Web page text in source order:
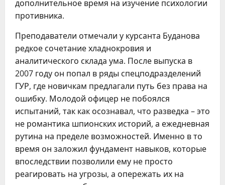
дополнительное время на изучение психологии
противника.
Преподаватели отмечали у курсанта Буданова
редкое сочетание хладнокровия и
аналитического склада ума. После выпуска в
2007 году он попал в ряды спецподразделений
ГУР, где новичкам предлагали путь без права на
ошибку. Молодой офицер не побоялся
испытаний, так как осознавал, что разведка – это
не романтика шпионских историй, а ежедневная
рутина на пределе возможностей. Именно в то
время он заложил фундамент навыков, которые
впоследствии позволили ему не просто
реагировать на угрозы, а опережать их на